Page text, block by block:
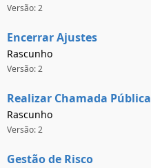
Versão: 2
Encerrar Ajustes
Rascunho
Versão: 2
Realizar Chamada Pública
Rascunho
Versão: 2
Gestão de Risco